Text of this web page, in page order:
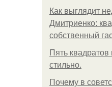
Как выглядит
Дмитриенко:
собственный
Пять квадратoв
стильнo.
Почему в